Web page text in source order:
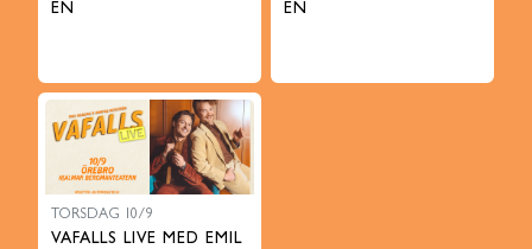
EN
EN
TORSDAG 10/9
VAFALLS LIVE MED EMIL